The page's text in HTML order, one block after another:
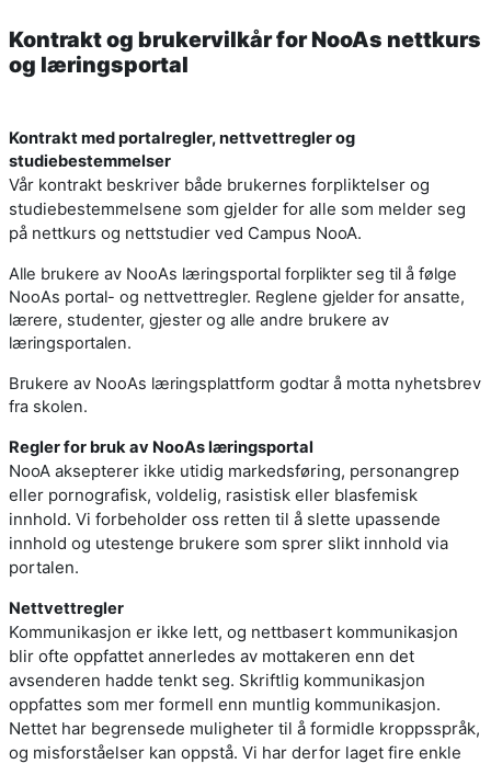
Kontrakt og brukervilkår for NooAs nettkurs
og læringsportal
Kontrakt med portalregler, nettvettregler og
studiebestemmelser
Vår kontrakt beskriver både brukernes forpliktelser og
studiebestemmelsene som gjelder for alle som melder seg
på nettkurs og nettstudier ved Campus NooA.
Alle brukere av NooAs læringsportal forplikter seg til å følge
NooAs portal- og nettvettregler. Reglene gjelder for ansatte,
lærere, studenter, gjester og alle andre brukere av
læringsportalen.
Brukere av NooAs læringsplattform godtar å motta nyhetsbrev
fra skolen.
Regler for bruk av NooAs læringsportal
NooA aksepterer ikke utidig markedsføring, personangrep
eller pornografisk, voldelig, rasistisk eller blasfemisk
innhold. Vi forbeholder oss retten til å slette upassende
innhold og utestenge brukere som sprer slikt innhold via
portalen.
Nettvettregler
Kommunikasjon er ikke lett, og nettbasert kommunikasjon
blir ofte oppfattet annerledes av mottakeren enn det
avsenderen hadde tenkt seg. Skriftlig kommunikasjon
oppfattes som mer formell enn muntlig kommunikasjon.
Nettet har begrensede muligheter til å formidle kroppsspråk,
og misforståelser kan oppstå. Vi har derfor laget fire enkle